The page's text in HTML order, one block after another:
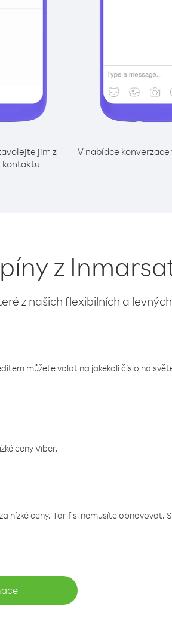
jim z
kontaktu
V nabídce
z
z našich flexibilních a
můžete volat na jakékoli číslo na
ceny Viber.
nízké ceny. Tarif si nemusíte obnovovat.